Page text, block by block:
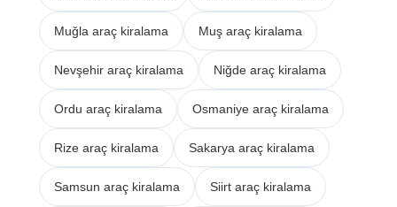
Muğla araç kiralama Muş araç kiralama
Nevşehir araç kiralama Niğde araç kiralama
Ordu araç kiralama Osmaniye araç kiralama
Rize araç kiralama Sakarya araç kiralama
Samsun araç kiralama Siirt araç kiralama